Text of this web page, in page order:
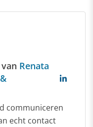
van Renata
communiceren
echt contact